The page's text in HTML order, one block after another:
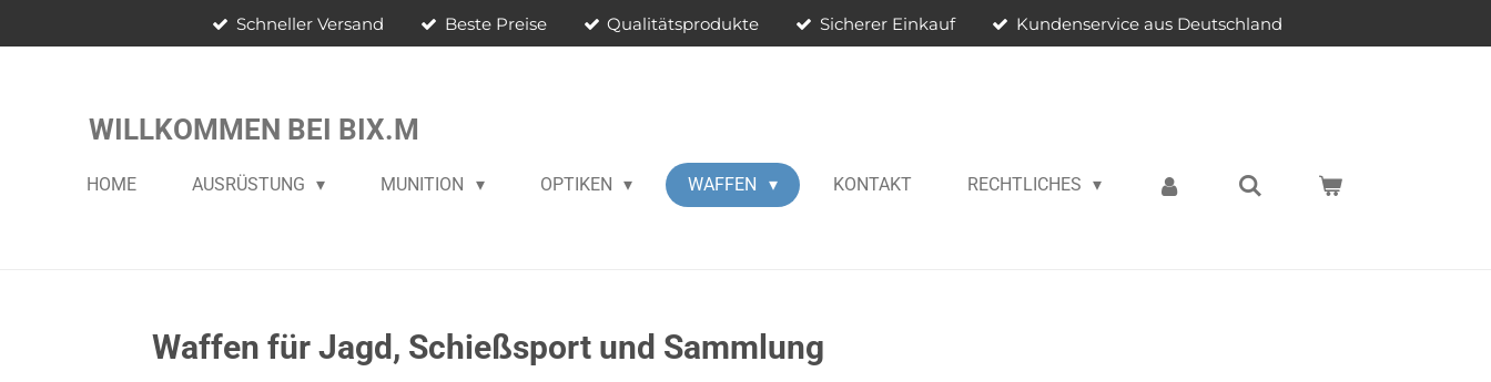
Schneller Versand Beste Preise Qualitätsprodukte Sicherer Einkauf Kundenservice aus Deutschland
WILLKOMMEN BEI BIX.M
HOME AUSRÜSTUNG MUNITION OPTIKEN WAFFEN KONTAKT RECHTLICHES
Waffen für Jagd, Schießsport und Sammlung